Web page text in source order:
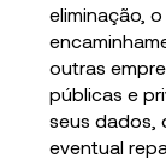
eliminação,
outras
públicas e
seus dados,
eventual